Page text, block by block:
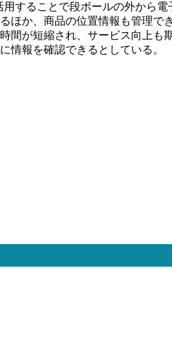
することで段ボールの外から
ほか、商品の位置情報も管理
間が短縮され、サービス向上
情報を確認できるとしている。